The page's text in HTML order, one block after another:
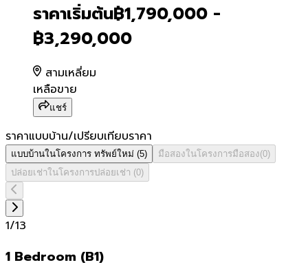
ราคาเริ่มต้น฿1,790,000 -
฿3,290,000
สามเหลี่ยม
เหลือขาย
แชร์
ราคาแบบบ้าน/เปรียบเทียบราคา
แบบบ้านในโครงการ ทรัพย์ใหม่ (5) มือสองในโครงการมือสอง(0)
ปล่อยเช่าในโครงการปล่อยเช่า (0)
1/13
1 Bedroom (B1)